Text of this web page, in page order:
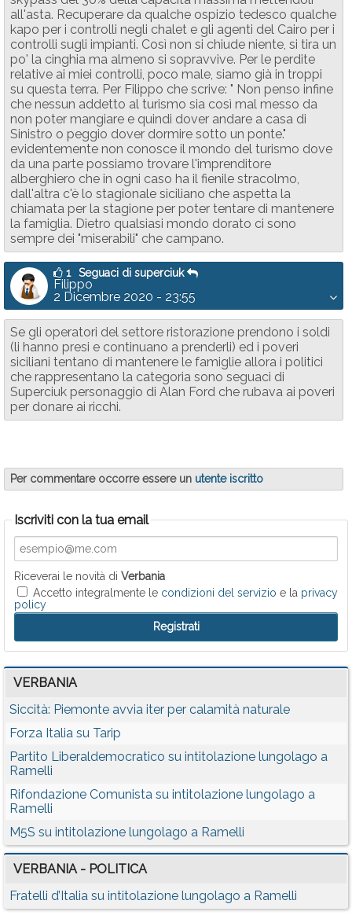
all'asta. Recuperare da qualche ospizio tedesco qualche
kapo per i controlli negli chalet e gli agenti del Cairo per i
controlli sugli impianti. Così non si chiude niente, si tira un
po' la cinghia ma almeno si sopravvive. Per le perdite
relative ai miei controlli, poco male, siamo già in troppi
su questa terra. Per Filippo che scrive: " Non penso infine
che nessun addetto al turismo sia così mal messo da
non poter mangiare e quindi dover andare a casa di
Sinistro o peggio dover dormire sotto un ponte."
evidentemente non conosce il mondo del turismo dove
da una parte possiamo trovare l'imprenditore
alberghiero che in ogni caso ha il fienile stracolmo,
dall'altra c'è lo stagionale siciliano che aspetta la
chiamata per la stagione per poter tentare di mantenere
la famiglia. Dietro qualsiasi mondo dorato ci sono
sempre dei "miserabili" che campano.
1 Seguaci di superciuk
Filippo
2 Dicembre 2020 - 23:55
Se gli operatori del settore ristorazione prendono i soldi
(li hanno presi e continuano a prenderli) ed i poveri
siciliani tentano di mantenere le famiglie allora i politici
che rappresentano la categoria sono seguaci di
Superciuk personaggio di Alan Ford che rubava ai poveri
per donare ai ricchi.
Per commentare occorre essere un utente iscritto
Iscriviti con la tua email
Riceverai le novità di Verbania
Accetto integralmente le condizioni del servizio e la privacy
policy
VERBANIA
Siccità: Piemonte avvia iter per calamità naturale
Forza Italia su Tarip
Partito Liberaldemocratico su intitolazione lungolago a
Ramelli
Rifondazione Comunista su intitolazione lungolago a
Ramelli
M5S su intitolazione lungolago a Ramelli
VERBANIA - POLITICA
Fratelli d’Italia su intitolazione lungolago a Ramelli